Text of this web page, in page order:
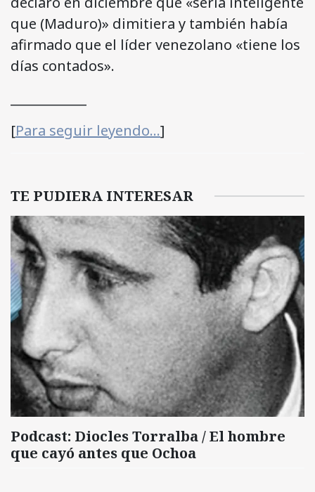
que (Maduro)» dimitiera y también había
afirmado que el líder venezolano «tiene los
días contados».
[Para seguir leyendo…]
TE PUDIERA INTERESAR
Podcast: Diocles Torralba / El hombre
que cayó antes que Ochoa